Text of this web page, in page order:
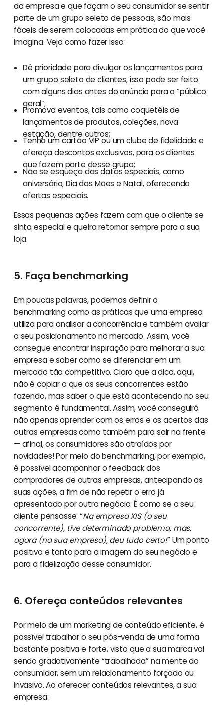
da empresa e que façam o seu consumidor se sentir
parte de um grupo seleto de pessoas, são mais
fáceis de serem colocadas em prática do que você
imagina. Veja como fazer isso:
Dê prioridade para divulgar os lançamentos para
um grupo seleto de clientes, isso pode ser feito
com alguns dias antes do anúncio para o “público
geral”;
Promova eventos, tais como coquetéis de
lançamentos de produtos, coleções, nova
estação, dentre outros;
Tenha um cartão VIP ou um clube de fidelidade e
ofereça descontos exclusivos, para os clientes
que fazem parte desse grupo;
Não se esqueça dasdatas especiais, como
aniversário, Dia das Mães e Natal, oferecendo
ofertas especiais.
Essas pequenas ações fazem com que o cliente se
sinta especial e queira retornar sempre para a sua
loja.
5. Faça benchmarking
Em poucas palavras, podemos definir o
benchmarking como as práticas que uma empresa
utiliza para analisar a concorrência e também avaliar
o seu posicionamento no mercado. Assim, você
consegue encontrar inspiração para melhorar a sua
empresa e saber como se diferenciar em um
mercado tão competitivo. Claro que a dica, aqui,
não é copiar o que os seus concorrentes estão
fazendo, mas saber o que está acontecendo no seu
segmento é fundamental. Assim, você conseguirá
não apenas aprender com os erros e os acertos das
outras empresas como também para sair na frente
— afinal, os consumidores são atraídos por
novidades! Por meio do benchmarking, por exemplo,
é possível acompanhar o feedback dos
compradores de outras empresas, antecipando as
suas ações, a fim de não repetir o erro já
apresentado por outro negócio. É como se o seu
cliente pensasse: “Na empresa XIS (o seu
concorrente), tive determinado problema, mas,
agora (na sua empresa), deu tudo certo!” Um ponto
positivo e tanto para a imagem do seu negócio e
para a fidelização desse consumidor.
6. Ofereça conteúdos relevantes
Por meio de um marketing de conteúdo eficiente, é
possível trabalhar o seu pós-venda de uma forma
bastante positiva e forte, visto que a sua marca vai
sendo gradativamente “trabalhada” na mente do
consumidor, sem um relacionamento forçado ou
invasivo. Ao oferecer conteúdos relevantes, a sua
empresa: